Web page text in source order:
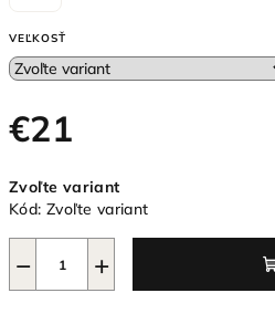
VEĽKOSŤ
€21
cena:
Zvoľte variant
Kód: Zvoľte variant
+
−